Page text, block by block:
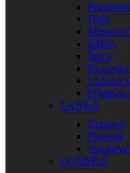
Duše
Mousse-
Ráfiky
Špice
Ložiská
LANKÁ
Brzdové
Plynové
Spojkové
LOŽISKÁ